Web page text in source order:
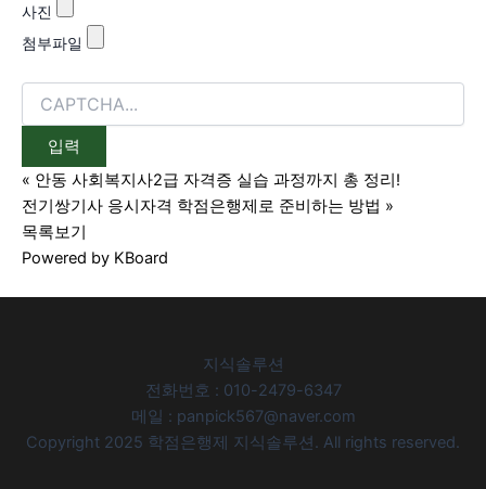
사진
첨부파일
« 안동 사회복지사2급 자격증 실습 과정까지 총 정리!
전기쌍기사 응시자격 학점은행제로 준비하는 방법 »
목록보기
Powered by KBoard
지식솔루션
전화번호 : 010-2479-6347
메일 : panpick567@naver.com
Copyright 2025 학점은행제 지식솔루션. All rights reserved.